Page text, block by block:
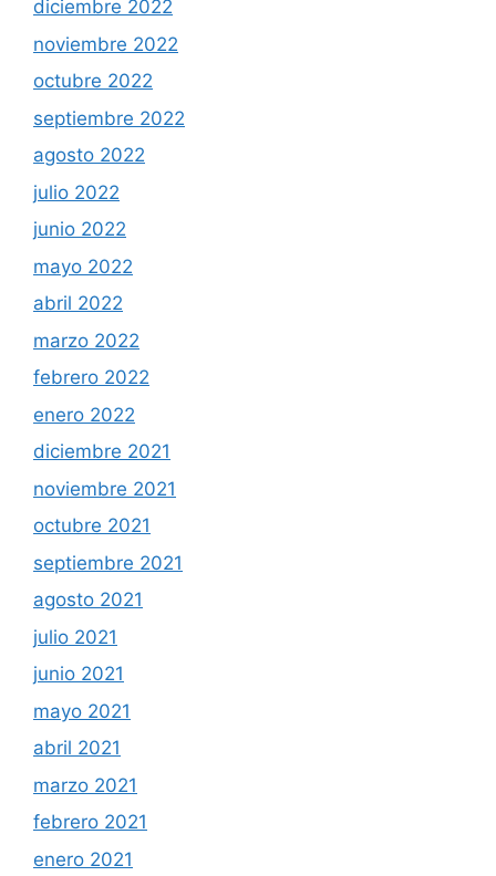
diciembre 2022
noviembre 2022
octubre 2022
septiembre 2022
agosto 2022
julio 2022
junio 2022
mayo 2022
abril 2022
marzo 2022
febrero 2022
enero 2022
diciembre 2021
noviembre 2021
octubre 2021
septiembre 2021
agosto 2021
julio 2021
junio 2021
mayo 2021
abril 2021
marzo 2021
febrero 2021
enero 2021